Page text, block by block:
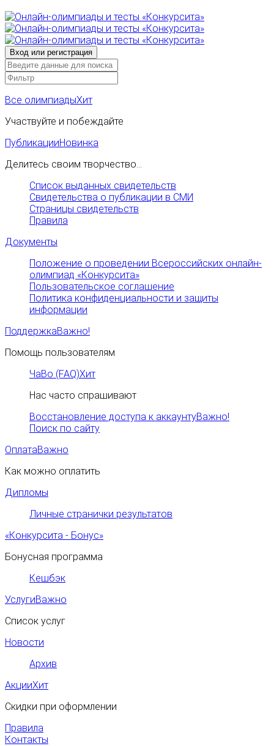
Все олимпиадыХит
Участвуйте и побеждайте
ПубликацииНовинка
Делитесь своим творчество...
Список выданных свидетельств
Свидетельства о публикации в СМИ
Страницы свидетельств
Правила
Документы
Положение о проведении Всероссийских онлайн-
олимпиад «Конкурсита»
Пользовательское соглашение
Политика конфиденциальности и защиты
информации
ПоддержкаВажно!
Помощь пользователям
ЧаВо (FAQ)Хит
Нас часто спрашивают
Восстановление доступа к аккаунтуВажно!
Поиск по сайту
ОплатаВажно
Как можно оплатить
Дипломы
Личные странички результатов
«Конкурсита - Бонус»
Бонусная программа
Кешбэк
УслугиВажно
Список услуг
Новости
Архив
АкцииХит
Скидки при оформлении
Правила
Контакты